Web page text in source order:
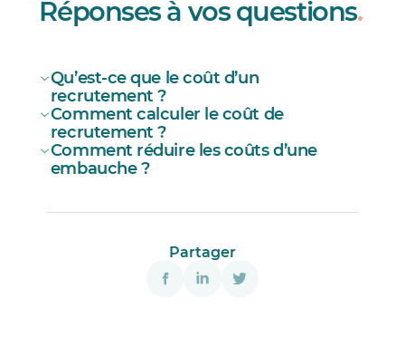
Réponses à vos questions.
Qu’est-ce que le coût d’un
recrutement ?
Comment calculer le coût de
recrutement ?
Coût de recrutement = Coûts directs + coûts
Comment réduire les coûts d’une
embauche ?
Définir clairement le profil du poste;
Rédiger une offre d’emploi qui se
Partager